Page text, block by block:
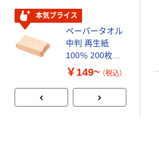
証
本気プライス
ペーパータオル
中判 再生紙
100％ 200枚
FSC認証 シング
企画 オリジナル
￥149~ （税込）